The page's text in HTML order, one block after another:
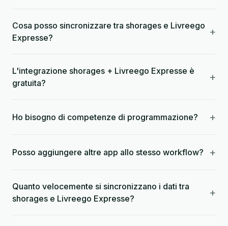
Cosa posso sincronizzare tra shorages e Livreego
Expresse?
+
L'integrazione shorages + Livreego Expresse è
gratuita?
+
Ho bisogno di competenze di programmazione? +
Posso aggiungere altre app allo stesso workflow? +
Quanto velocemente si sincronizzano i dati tra
shorages e Livreego Expresse?
+